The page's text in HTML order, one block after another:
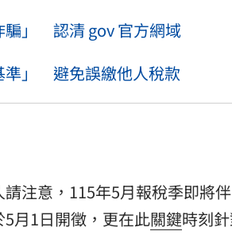
騙」 認清 gov 官方網域
準」 避免誤繳他人稅款
注意，115年5月報稅季即將
月1日開徵，更在此關鍵時刻